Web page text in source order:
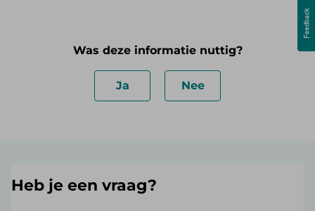
Was deze informatie nuttig?
Ja Nee
Heb je een vraag?